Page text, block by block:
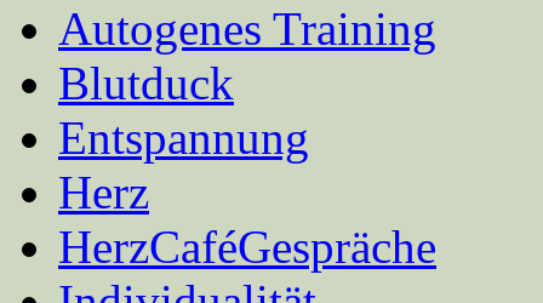
Autogenes Training
Blutduck
Entspannung
Herz
HerzCaféGespräche